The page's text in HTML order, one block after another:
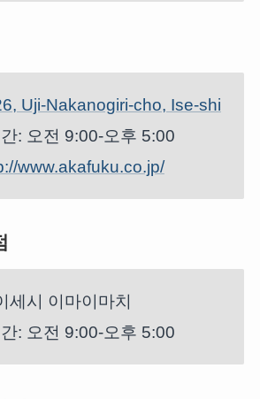
Uji-Nakanogiri-cho, Ise-shi
: 오전 9:00-오후 5:00
www.akafuku.co.jp/
세시 이마이마치
: 오전 9:00-오후 5:00